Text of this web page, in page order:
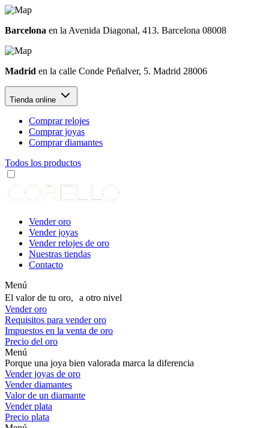
Barcelona en la Avenida Diagonal, 413. Barcelona 08008
Madrid en la calle Conde Peñalver, 5. Madrid 28006
Tienda online
Comprar relojes
Comprar joyas
Comprar diamantes
Todos los productos
Vender oro
Vender joyas
Vender relojes de oro
Nuestras tiendas
Contacto
Menú
El valor de tu oro, a otro nivel
Vender oro
Requisitos para vender oro
Impuestos en la venta de oro
Precio del oro
Menú
Porque una joya bien valorada marca la diferencia
Vender joyas de oro
Vender diamantes
Valor de un diamante
Vender plata
Precio plata